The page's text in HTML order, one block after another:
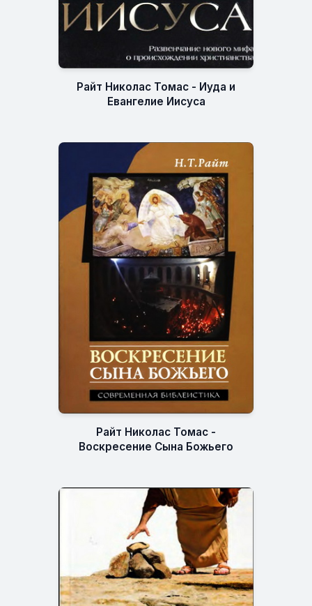
Райт Николас Томас - Иуда и
Евангелие Иисуса
Райт Николас Томас -
Воскресение Сына Божьего